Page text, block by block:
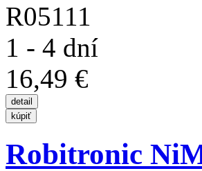
R05111
1 - 4 dní
16,49 €
Robitronic